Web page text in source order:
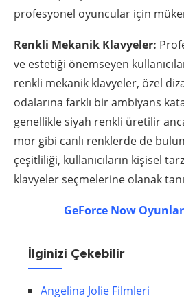
profesyonel oyuncular için
Renkli Mekanik Klavyeler:
ve estetiği önemseyen
renkli mekanik klavyeler, özel
odalarına farklı bir ambiyans
genellikle siyah renkli üretilir
mor gibi canlı renklerde de
çeşitliliği, kullanıcıların kişisel
klavyeler seçmelerine olanak
GeForce Now
İlginizi Çekebilir
Angelina Jolie Filmleri